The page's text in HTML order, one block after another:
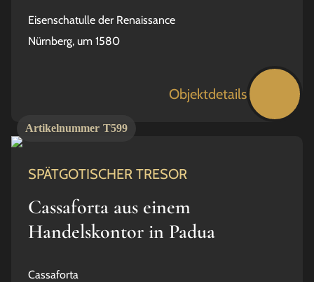
Eisenschatulle der Renaissance
Nürnberg, um 1580
Objektdetails
Artikelnummer T599
SPÄTGOTISCHER TRESOR
Cassaforta aus einem
Handelskontor in Padua
Cassaforta